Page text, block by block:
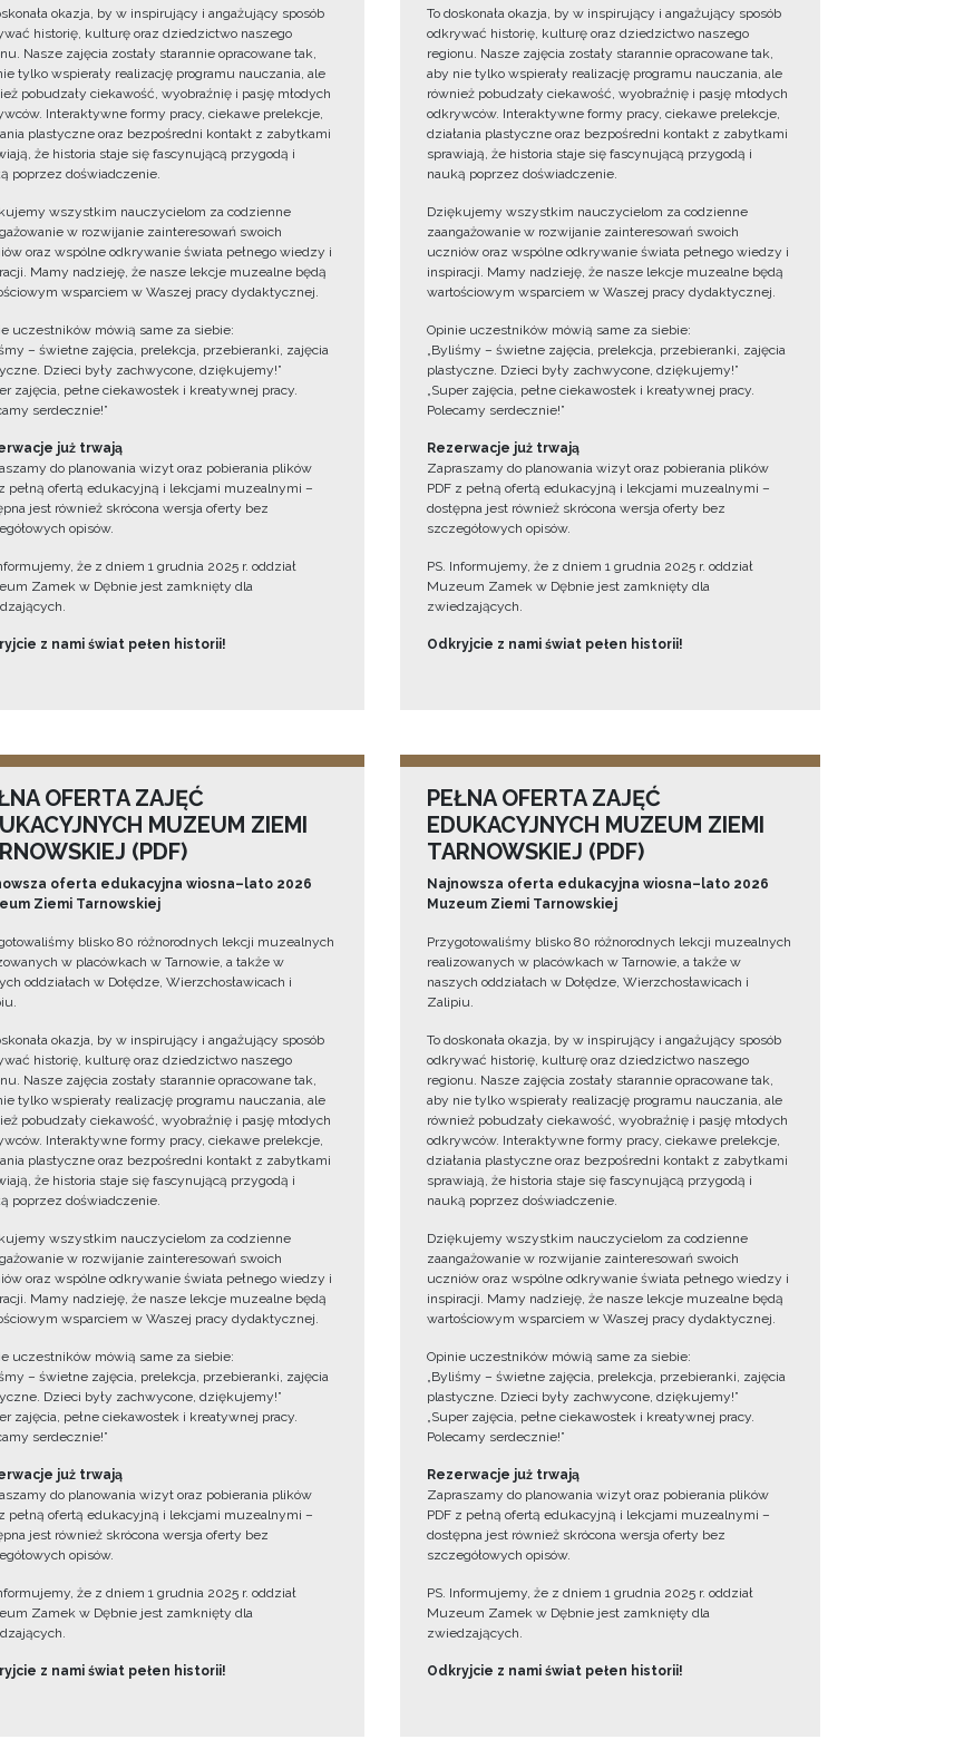
okazja, by w inspirujący i angażujący sposób
historię, kulturę oraz dziedzictwo naszego
Nasze zajęcia zostały starannie opracowane tak,
tylko wspierały realizację programu nauczania, ale
pobudzały ciekawość, wyobraźnię i pasję młodych
Interaktywne formy pracy, ciekawe prelekcje,
plastyczne oraz bezpośredni kontakt z zabytkami
że historia staje się fascynującą przygodą i
poprzez doświadczenie.
wszystkim nauczycielom za codzienne
w rozwijanie zainteresowań swoich
oraz wspólne odkrywanie świata pełnego wiedzy i
Mamy nadzieję, że nasze lekcje muzealne będą
wsparciem w Waszej pracy dydaktycznej.
uczestników mówią same za siebie:
– świetne zajęcia, prelekcja, przebieranki, zajęcia
Dzieci były zachwycone, dziękujemy!”
zajęcia, pełne ciekawostek i kreatywnej pracy.
serdecznie!”
już trwają
do planowania wizyt oraz pobierania plików
pełną ofertą edukacyjną i lekcjami muzealnymi –
jest również skrócona wersja oferty bez
opisów.
że z dniem 1 grudnia 2025 r. oddział
Zamek w Dębnie jest zamknięty dla
z nami świat pełen historii!
To doskonała okazja, by w inspirujący i angażujący sposób
odkrywać historię, kulturę oraz dziedzictwo naszego
regionu. Nasze zajęcia zostały starannie opracowane tak,
aby nie tylko wspierały realizację programu nauczania, ale
również pobudzały ciekawość, wyobraźnię i pasję młodych
odkrywców. Interaktywne formy pracy, ciekawe prelekcje,
działania plastyczne oraz bezpośredni kontakt z zabytkami
sprawiają, że historia staje się fascynującą przygodą i
nauką poprzez doświadczenie.
Dziękujemy wszystkim nauczycielom za codzienne
zaangażowanie w rozwijanie zainteresowań swoich
uczniów oraz wspólne odkrywanie świata pełnego wiedzy i
inspiracji. Mamy nadzieję, że nasze lekcje muzealne będą
wartościowym wsparciem w Waszej pracy dydaktycznej.
Opinie uczestników mówią same za siebie:
„Byliśmy – świetne zajęcia, prelekcja, przebieranki, zajęcia
plastyczne. Dzieci były zachwycone, dziękujemy!”
„Super zajęcia, pełne ciekawostek i kreatywnej pracy.
Polecamy serdecznie!”
Rezerwacje już trwają
Zapraszamy do planowania wizyt oraz pobierania plików
PDF z pełną ofertą edukacyjną i lekcjami muzealnymi –
dostępna jest również skrócona wersja oferty bez
szczegółowych opisów.
PS. Informujemy, że z dniem 1 grudnia 2025 r. oddział
Muzeum Zamek w Dębnie jest zamknięty dla
zwiedzających.
Odkryjcie z nami świat pełen historii!
OFERTA ZAJĘĆ
MUZEUM ZIEMI
(PDF)
oferta edukacyjna wiosna–lato 2026
Ziemi Tarnowskiej
blisko 80 różnorodnych lekcji muzealnych
w placówkach w Tarnowie, a także w
oddziałach w Dołędze, Wierzchosławicach i
okazja, by w inspirujący i angażujący sposób
historię, kulturę oraz dziedzictwo naszego
Nasze zajęcia zostały starannie opracowane tak,
tylko wspierały realizację programu nauczania, ale
pobudzały ciekawość, wyobraźnię i pasję młodych
Interaktywne formy pracy, ciekawe prelekcje,
plastyczne oraz bezpośredni kontakt z zabytkami
że historia staje się fascynującą przygodą i
poprzez doświadczenie.
wszystkim nauczycielom za codzienne
w rozwijanie zainteresowań swoich
oraz wspólne odkrywanie świata pełnego wiedzy i
Mamy nadzieję, że nasze lekcje muzealne będą
wsparciem w Waszej pracy dydaktycznej.
uczestników mówią same za siebie:
– świetne zajęcia, prelekcja, przebieranki, zajęcia
Dzieci były zachwycone, dziękujemy!”
zajęcia, pełne ciekawostek i kreatywnej pracy.
serdecznie!”
już trwają
do planowania wizyt oraz pobierania plików
pełną ofertą edukacyjną i lekcjami muzealnymi –
jest również skrócona wersja oferty bez
opisów.
że z dniem 1 grudnia 2025 r. oddział
Zamek w Dębnie jest zamknięty dla
z nami świat pełen historii!
PEŁNA OFERTA ZAJĘĆ
EDUKACYJNYCH MUZEUM ZIEMI
TARNOWSKIEJ (PDF)
Najnowsza oferta edukacyjna wiosna–lato 2026
Muzeum Ziemi Tarnowskiej
Przygotowaliśmy blisko 80 różnorodnych lekcji muzealnych
realizowanych w placówkach w Tarnowie, a także w
naszych oddziałach w Dołędze, Wierzchosławicach i
Zalipiu.
To doskonała okazja, by w inspirujący i angażujący sposób
odkrywać historię, kulturę oraz dziedzictwo naszego
regionu. Nasze zajęcia zostały starannie opracowane tak,
aby nie tylko wspierały realizację programu nauczania, ale
również pobudzały ciekawość, wyobraźnię i pasję młodych
odkrywców. Interaktywne formy pracy, ciekawe prelekcje,
działania plastyczne oraz bezpośredni kontakt z zabytkami
sprawiają, że historia staje się fascynującą przygodą i
nauką poprzez doświadczenie.
Dziękujemy wszystkim nauczycielom za codzienne
zaangażowanie w rozwijanie zainteresowań swoich
uczniów oraz wspólne odkrywanie świata pełnego wiedzy i
inspiracji. Mamy nadzieję, że nasze lekcje muzealne będą
wartościowym wsparciem w Waszej pracy dydaktycznej.
Opinie uczestników mówią same za siebie:
„Byliśmy – świetne zajęcia, prelekcja, przebieranki, zajęcia
plastyczne. Dzieci były zachwycone, dziękujemy!”
„Super zajęcia, pełne ciekawostek i kreatywnej pracy.
Polecamy serdecznie!”
Rezerwacje już trwają
Zapraszamy do planowania wizyt oraz pobierania plików
PDF z pełną ofertą edukacyjną i lekcjami muzealnymi –
dostępna jest również skrócona wersja oferty bez
szczegółowych opisów.
PS. Informujemy, że z dniem 1 grudnia 2025 r. oddział
Muzeum Zamek w Dębnie jest zamknięty dla
zwiedzających.
Odkryjcie z nami świat pełen historii!